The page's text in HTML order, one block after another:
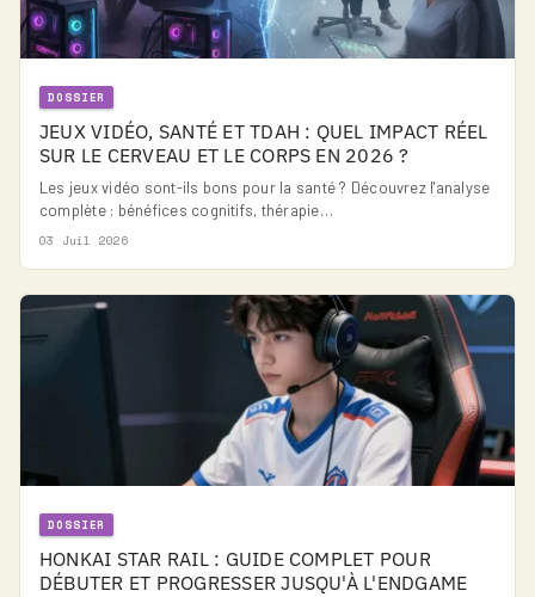
DOSSIER
JEUX VIDÉO, SANTÉ ET TDAH : QUEL IMPACT RÉEL
SUR LE CERVEAU ET LE CORPS EN 2026 ?
Les jeux vidéo sont-ils bons pour la santé ? Découvrez l'analyse
complète : bénéfices cognitifs, thérapie…
03 Juil 2026
DOSSIER
HONKAI STAR RAIL : GUIDE COMPLET POUR
DÉBUTER ET PROGRESSER JUSQU'À L'ENDGAME